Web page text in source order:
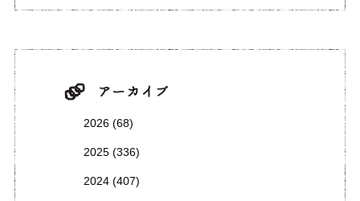
2026(68)
2025(336)
2024(407)